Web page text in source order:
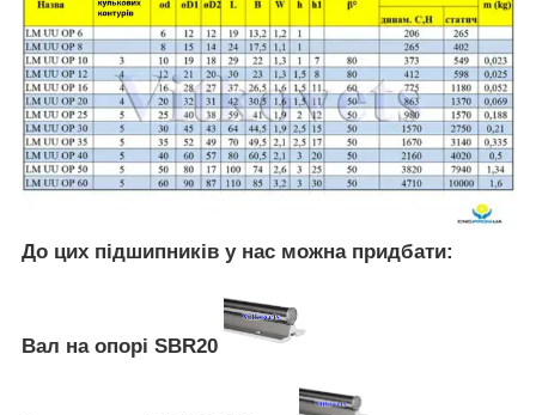
До цих підшипників у нас можна придбати:
Вал на опорі SBR20